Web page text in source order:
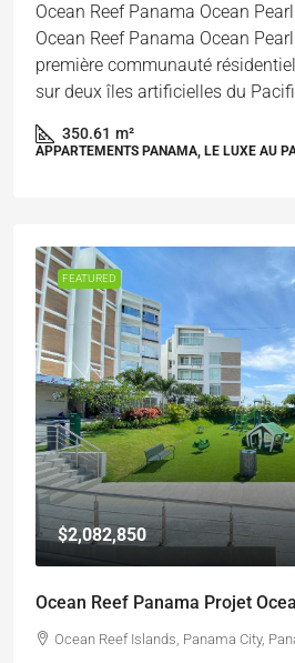
Ocean Reef Panama Ocean
Ocean Reef Panama Ocean
première communauté
sur deux îles artificielles du
350.61 m²
APPARTEMENTS PANAMA, LE LUXE AU
FEATURED
$2,082,850
Ocean Reef Panama Projet
Ocean Reef Islands, Panama City,